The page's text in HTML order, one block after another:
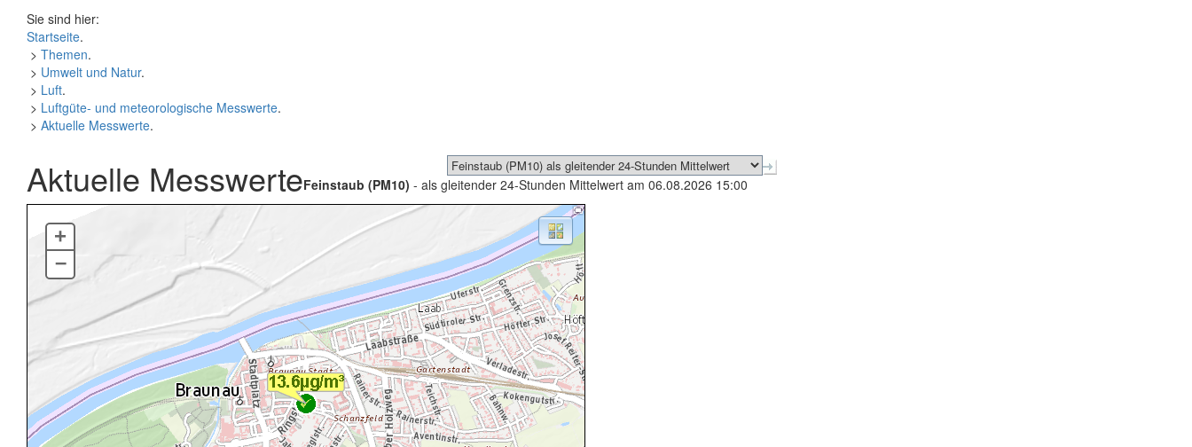
Sie sind hier:
Startseite.
> Themen.
> Umwelt und Natur.
> Luft.
> Luftgüte- und meteorologische Messwerte.
> Aktuelle Messwerte.
Aktuelle MesswerteFeinstaub (PM10) - als gleitender 24-Stunden Mittelwert am 06.08.2026 15:00
+
–